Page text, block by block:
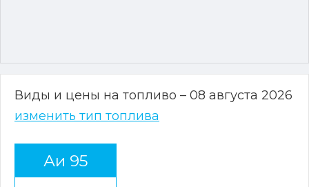
Виды и цены на топливо – 08 августа 2026
изменить тип топлива
Аи 95